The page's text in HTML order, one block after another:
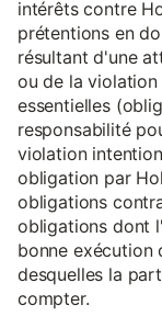
intérêts contre
prétentions en
résultant d'une
ou de la
essentielles
responsabilité
violation
obligation par
obligations
obligations dont
bonne exécution
desquelles la
compter.